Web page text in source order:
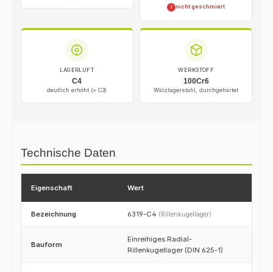
! nicht geschmiert
LAGERLUFT
C4
deutlich erhöht (> C3)
WERKSTOFF
100Cr6
Wälzlagerstahl, durchgehärtet
Technische Daten
Eigenschaft Wert
Bezeichnung 6319-C4 (Rillenkugellager)
Bauform
Einreihiges Radial-
Rillenkugellager (DIN 625-1)